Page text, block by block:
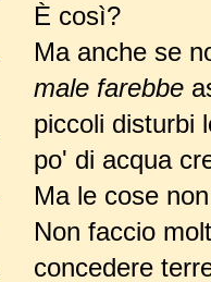
È così?
Ma anche se
male farebbe
piccoli disturbi
po' di acqua
Ma le cose
Non faccio
concedere